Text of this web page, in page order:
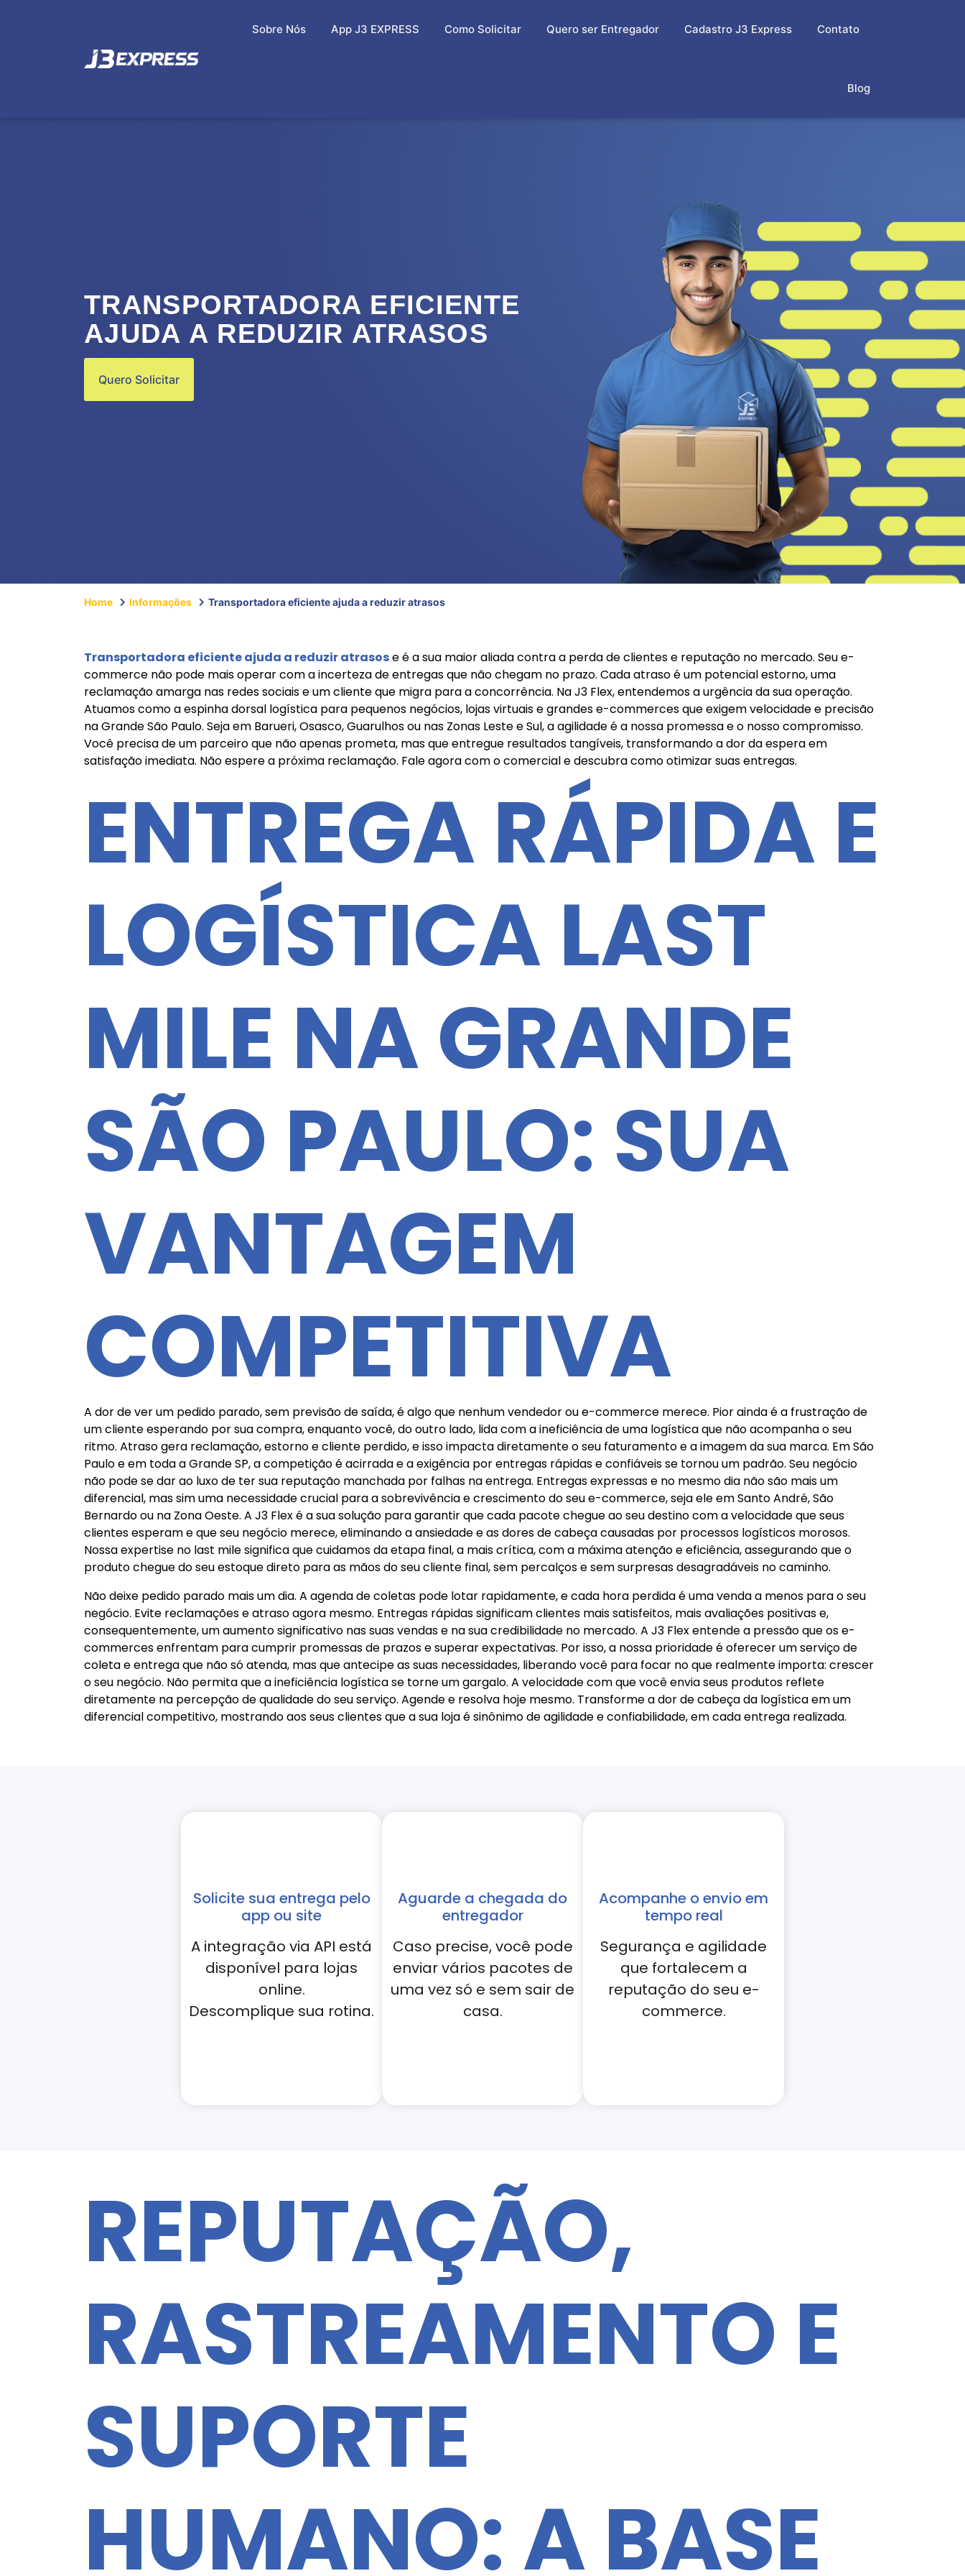
Sobre Nós App J3 EXPRESS Como Solicitar Quero ser Entregador Cadastro J3 Express Contato
Blog
TRANSPORTADORA EFICIENTE
AJUDA A REDUZIR ATRASOS
Quero Solicitar
Home Informações Transportadora eficiente ajuda a reduzir atrasos
Transportadora eficiente ajuda a reduzir atrasose é a sua maior aliada contra a perda de clientes e reputação no mercado. Seu e-
commerce não pode mais operar com a incerteza de entregas que não chegam no prazo. Cada atraso é um potencial estorno, uma
reclamação amarga nas redes sociais e um cliente que migra para a concorrência. Na J3 Flex, entendemos a urgência da sua operação.
Atuamos como a espinha dorsal logística para pequenos negócios, lojas virtuais e grandes e-commerces que exigem velocidade e precisão
na Grande São Paulo. Seja em Barueri, Osasco, Guarulhos ou nas Zonas Leste e Sul, a agilidade é a nossa promessa e o nosso compromisso.
Você precisa de um parceiro que não apenas prometa, mas que entregue resultados tangíveis, transformando a dor da espera em
satisfação imediata. Não espere a próxima reclamação. Fale agora com o comercial e descubra como otimizar suas entregas.
ENTREGA RÁPIDA E
LOGÍSTICA LAST
MILE NA GRANDE
SÃO PAULO: SUA
VANTAGEM
COMPETITIVA
A dor de ver um pedido parado, sem previsão de saída, é algo que nenhum vendedor ou e-commerce merece. Pior ainda é a frustração de
um cliente esperando por sua compra, enquanto você, do outro lado, lida com a ineficiência de uma logística que não acompanha o seu
ritmo. Atraso gera reclamação, estorno e cliente perdido, e isso impacta diretamente o seu faturamento e a imagem da sua marca. Em São
Paulo e em toda a Grande SP, a competição é acirrada e a exigência por entregas rápidas e confiáveis se tornou um padrão. Seu negócio
não pode se dar ao luxo de ter sua reputação manchada por falhas na entrega. Entregas expressas e no mesmo dia não são mais um
diferencial, mas sim uma necessidade crucial para a sobrevivência e crescimento do seu e-commerce, seja ele em Santo André, São
Bernardo ou na Zona Oeste. A J3 Flex é a sua solução para garantir que cada pacote chegue ao seu destino com a velocidade que seus
clientes esperam e que seu negócio merece, eliminando a ansiedade e as dores de cabeça causadas por processos logísticos morosos.
Nossa expertise no last mile significa que cuidamos da etapa final, a mais crítica, com a máxima atenção e eficiência, assegurando que o
produto chegue do seu estoque direto para as mãos do seu cliente final, sem percalços e sem surpresas desagradáveis no caminho.
Não deixe pedido parado mais um dia. A agenda de coletas pode lotar rapidamente, e cada hora perdida é uma venda a menos para o seu
negócio. Evite reclamações e atraso agora mesmo. Entregas rápidas significam clientes mais satisfeitos, mais avaliações positivas e,
consequentemente, um aumento significativo nas suas vendas e na sua credibilidade no mercado. A J3 Flex entende a pressão que os e-
commerces enfrentam para cumprir promessas de prazos e superar expectativas. Por isso, a nossa prioridade é oferecer um serviço de
coleta e entrega que não só atenda, mas que antecipe as suas necessidades, liberando você para focar no que realmente importa: crescer
o seu negócio. Não permita que a ineficiência logística se torne um gargalo. A velocidade com que você envia seus produtos reflete
diretamente na percepção de qualidade do seu serviço. Agende e resolva hoje mesmo. Transforme a dor de cabeça da logística em um
diferencial competitivo, mostrando aos seus clientes que a sua loja é sinônimo de agilidade e confiabilidade, em cada entrega realizada.
Solicite sua entrega pelo
app ou site
A integração via API está
disponível para lojas
online.
Descomplique sua rotina.
Aguarde a chegada do
entregador
Caso precise, você pode
enviar vários pacotes de
uma vez só e sem sair de
casa.
Acompanhe o envio em
tempo real
Segurança e agilidade
que fortalecem a
reputação do seu e-
commerce.
REPUTAÇÃO,
RASTREAMENTO E
SUPORTE
HUMANO: A BASE